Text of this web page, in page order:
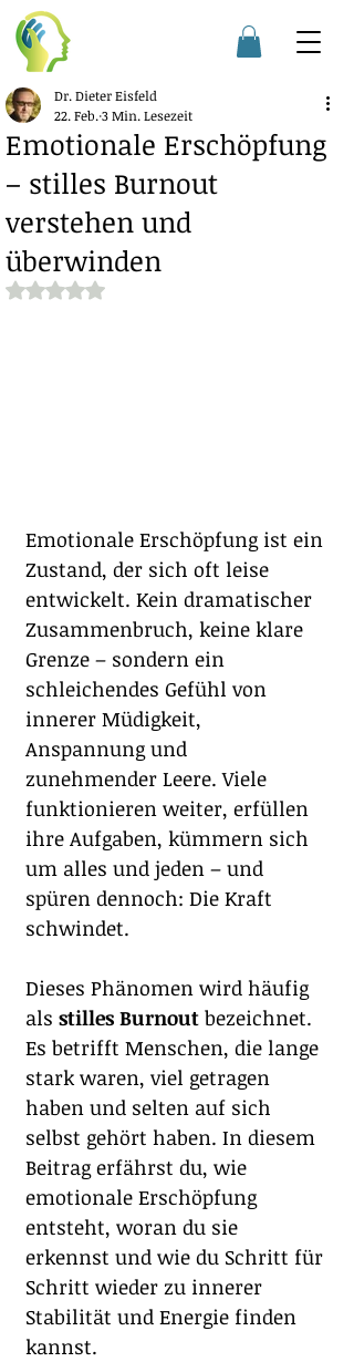
Emotionale Erschöpfung
– stilles Burnout
verstehen und
überwinden
Dr. Dieter Eisfeld
22. Feb. 3 Min. Lesezeit
Mit NaN von 5 Sternen bewertet.
Emotionale Erschöpfung ist ein
Zustand, der sich oft leise
entwickelt. Kein dramatischer
Zusammenbruch, keine klare
Grenze – sondern ein
schleichendes Gefühl von
innerer Müdigkeit,
Anspannung und
zunehmender Leere. Viele
funktionieren weiter, erfüllen
ihre Aufgaben, kümmern sich
um alles und jeden – und
spüren dennoch: Die Kraft
schwindet.
Dieses Phänomen wird häufig
als stilles Burnout bezeichnet.
Es betrifft Menschen, die lange
stark waren, viel getragen
haben und selten auf sich
selbst gehört haben. In diesem
Beitrag erfährst du, wie
emotionale Erschöpfung
entsteht, woran du sie
erkennst und wie du Schritt für
Schritt wieder zu innerer
Stabilität und Energie finden
kannst.